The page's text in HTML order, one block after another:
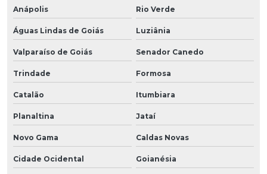
Anápolis Rio Verde
Águas Lindas de Goiás Luziânia
Valparaíso de Goiás Senador Canedo
Trindade Formosa
Catalão Itumbiara
Planaltina Jataí
Novo Gama Caldas Novas
Cidade Ocidental Goianésia